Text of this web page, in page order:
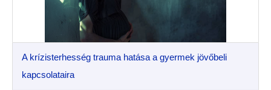
A krízisterhesség trauma hatása a gyermek jövőbeli
kapcsolataira